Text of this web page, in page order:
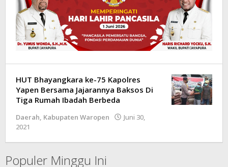
HUT Bhayangkara ke-75 Kapolres
Yapen Bersama Jajarannya Baksos Di
Tiga Rumah Ibadah Berbeda
Daerah Kabupaten Waropen
Juni 30,
2021
Populer Minggu Ini